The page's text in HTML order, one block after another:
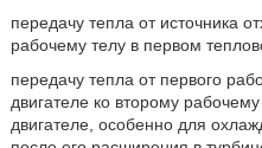
передачу тепла от источника
рабочему телу в первом
передачу тепла от первого
двигателе ко второму
двигателе, особенно для